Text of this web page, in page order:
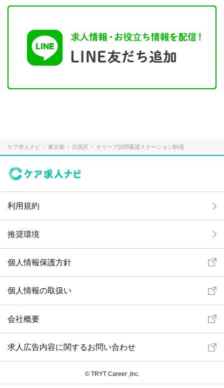
ケア求人ナビ 東京都 目黒区 オリーブ訪問看護ステーション駒場
利用規約
推奨環境
個人情報保護方針
個人情報の取扱い
会社概要
求人広告内容に関するお問い合わせ
© TRYT Career ,Inc.